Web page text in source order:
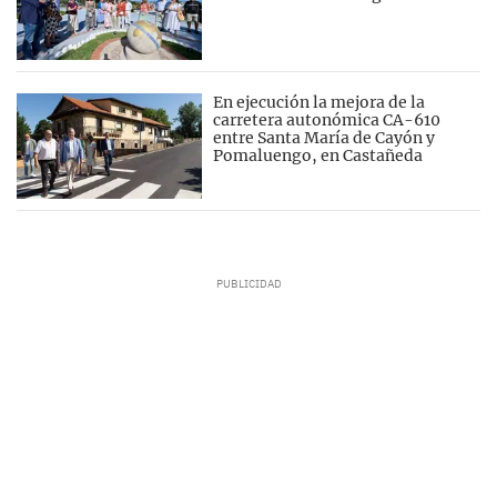
En ejecución la mejora de la
carretera autonómica CA-610
entre Santa María de Cayón y
Pomaluengo, en Castañeda